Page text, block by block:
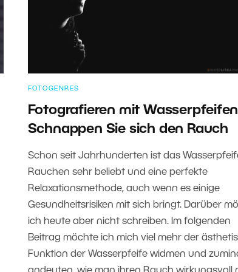
FOTOGENRES
Fotografieren mit
Schnappen Sie sich den Rauch
Schon seit Jahrhunderten ist das
Rauchen sehr beliebt und eine perfekte
Relaxationsmethode, auch wenn es einige
Gesundheitsrisiken mit sich bringt. Darüber
ich heute aber nicht schreiben. Im folgenden
Beitrag möchte ich mich viel mehr der
Funktion der Wasserpfeife widmen und